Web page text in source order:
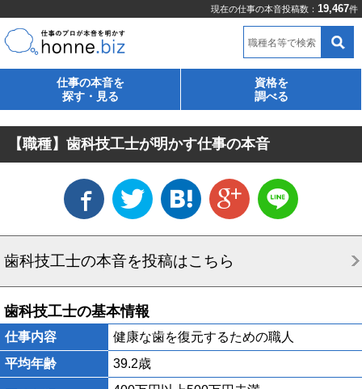
現在の仕事の本音投稿数： 19,467件
職種名等で検索
仕事の本音を
探す・見る
資格を
調べる
【職種】歯科技工士が明かす仕事の本音
歯科技工士の本音を投稿はこちら
歯科技工士の基本情報
仕事内容
健康な歯を復元するための職人
平均年齢
39.2歳